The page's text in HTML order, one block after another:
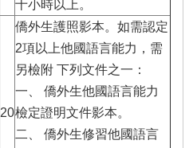
十小時以上。
20
僑外生護照影本。如需認定
2項以上他國語言能力，需
另檢附 下列文件之一：
一、 僑外生他國語言能力
檢定證明文件影本。
二、 僑外生修習他國語言